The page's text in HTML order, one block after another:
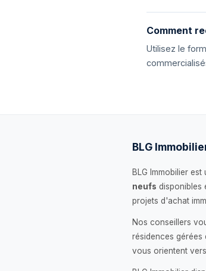
Comment
Utilisez le
BLG
BLG Immobilier
neufs disponibles
projets d'achat
Nos conseillers
résidences gérées
vous orientent